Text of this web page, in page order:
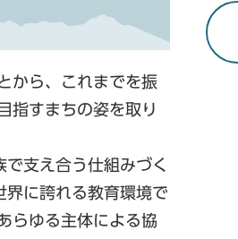
から、これまでを振
指すまちの姿を取り
支え合う仕組みづく
界に誇れる教育環境で
らゆる主体による協